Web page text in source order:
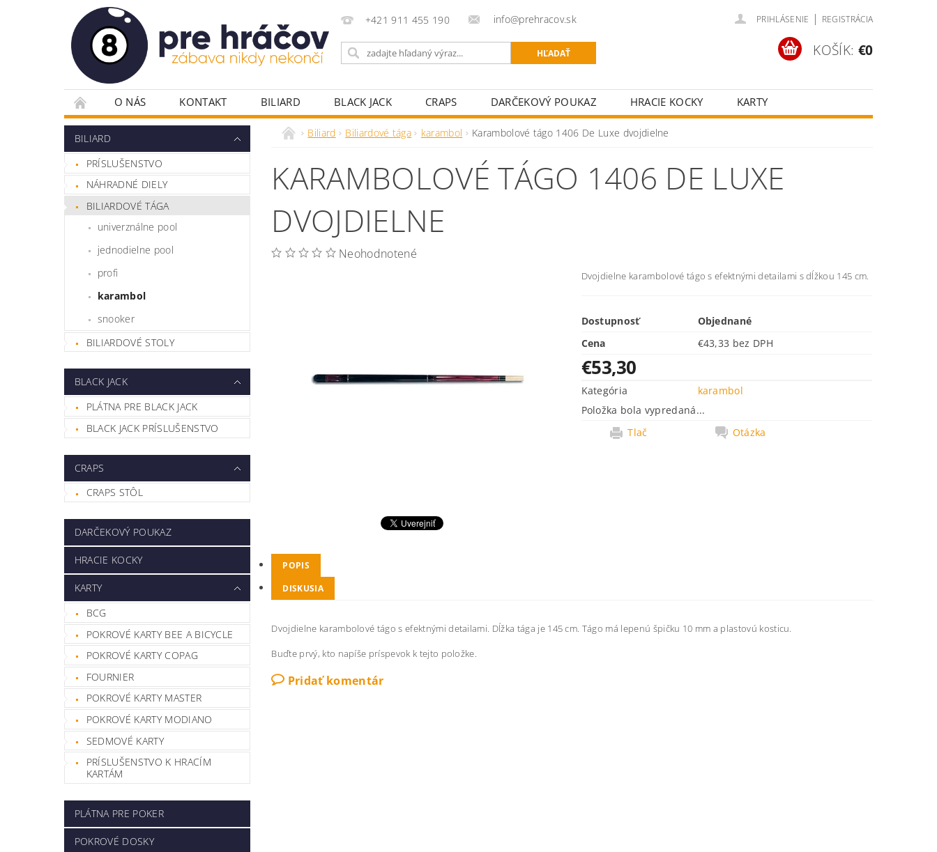
+421 911 455 190 info@prehracov.sk PRIHLÁSENIE | REGISTRÁCIA
KOŠÍK: €0
O NÁS KONTAKT BILIARD BLACK JACK CRAPS DARČEKOVÝ POUKAZ HRACIE KOCKY
KARTY
PLÁTNA PRE POKER
POKROVÉ DOSKY POKROVÉ OBLEČENIE POKROVÉ POTREBY PRE HRÁČOV
POKROVÉ STOLY
RULETA
VYBAVENIE HERNÍ
ŽETÓNY
BILIARD
PRÍSLUŠENSTVO
NÁHRADNÉ DIELY
BILIARDOVÉ TÁGA
univerználne pool
jednodielne pool
profi
karambol
snooker
BILIARDOVÉ STOLY
BLACK JACK
PLÁTNA PRE BLACK JACK
BLACK JACK PRÍSLUŠENSTVO
CRAPS
CRAPS STÔL
DARČEKOVÝ POUKAZ
HRACIE KOCKY
KARTY
BCG
POKROVÉ KARTY BEE A BICYCLE
POKROVÉ KARTY COPAG
FOURNIER
POKROVÉ KARTY MASTER
POKROVÉ KARTY MODIANO
SEDMOVÉ KARTY
PRÍSLUŠENSTVO K HRACÍM
KARTÁM
PLÁTNA PRE POKER
POKROVÉ DOSKY
Biliard Biliardové tága karambol Karambolové tágo 1406 De Luxe dvojdielne
KARAMBOLOVÉ TÁGO 1406 DE LUXE
DVOJDIELNE
Neohodnotené
Dvojdielne karambolové tágo s efektnými detailami s dĺžkou 145 cm.
Dostupnosť
Objednané
Cena
€43,33 bez DPH
€53,30
Kategória
karambol
Položka bola vypredaná...
Tlač
Otázka
POPIS
DISKUSIA
Dvojdielne karambolové tágo s efektnými detailami. Dĺžka tága je 145 cm. Tágo má lepenú špičku 10 mm a plastovú kosticu.
Buďte prvý, kto napíše príspevok k tejto položke.
Pridať komentár